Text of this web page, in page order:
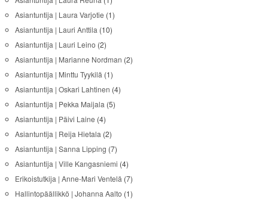
Asiantuntija | Laura Varjotie (1)
Asiantuntija | Lauri Anttila (10)
Asiantuntija | Lauri Leino (2)
Asiantuntija | Marianne Nordman (2)
Asiantuntija | Minttu Tyykilä (1)
Asiantuntija | Oskari Lahtinen (4)
Asiantuntija | Pekka Maijala (5)
Asiantuntija | Päivi Laine (4)
Asiantuntija | Reija Hietala (2)
Asiantuntija | Sanna Lipping (7)
Asiantuntija | Ville Kangasniemi (4)
Erikoistutkija | Anne-Mari Ventelä (7)
Hallintopäällikkö | Johanna Aalto (1)